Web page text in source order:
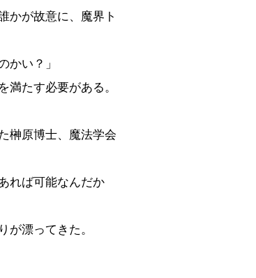
かが故意に、魔界ト
かい？」
満たす必要がある。
榊原博士、魔法学会
れば可能なんだか
漂ってきた。